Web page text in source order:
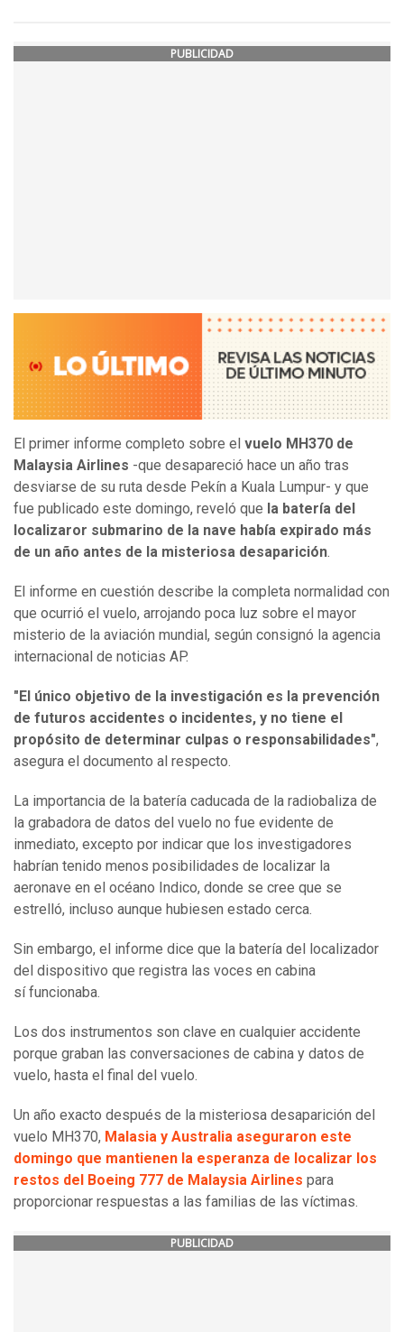
PUBLICIDAD
El primer informe completo sobre el vuelo MH370 de
Malaysia Airlines -que desapareció hace un año tras
desviarse de su ruta desde Pekín a Kuala Lumpur- y que
fue publicado este domingo, reveló que la batería del
localizaror submarino de la nave había expirado más
de un año antes de la misteriosa desaparición.
El informe en cuestión describe la completa normalidad con
que ocurrió el vuelo, arrojando poca luz sobre el mayor
misterio de la aviación mundial, según consignó la agencia
internacional de noticias AP.
"El único objetivo de la investigación es la prevención
de futuros accidentes o incidentes, y no tiene el
propósito de determinar culpas o responsabilidades",
asegura el documento al respecto.
La importancia de la batería caducada de la radiobaliza de
la grabadora de datos del vuelo no fue evidente de
inmediato, excepto por indicar que los investigadores
habrían tenido menos posibilidades de localizar la
aeronave en el océano Indico, donde se cree que se
estrelló, incluso aunque hubiesen estado cerca.
Sin embargo, el informe dice que la batería del localizador
del dispositivo que registra las voces en cabina
sí funcionaba.
Los dos instrumentos son clave en cualquier accidente
porque graban las conversaciones de cabina y datos de
vuelo, hasta el final del vuelo.
Un año exacto después de la misteriosa desaparición del
vuelo MH370, Malasia y Australia aseguraron este
domingo que mantienen la esperanza de localizar los
restos del Boeing 777 de Malaysia Airlines para
proporcionar respuestas a las familias de las víctimas.
PUBLICIDAD